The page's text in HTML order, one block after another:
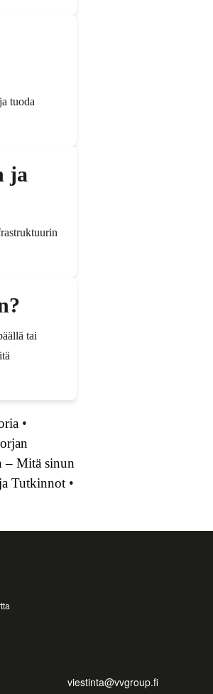
tuoda
ja
tai
•
– Mitä sinun
Tutkinnot •
viestinta@vvgroup.fi